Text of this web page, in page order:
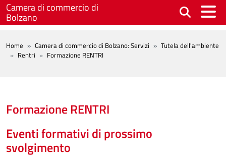
Salta al contenuto principale
Camera di commercio di
Bolzano
BREADCRUMB
Home Camera di commercio di Bolzano: Servizi
Tutela dell'ambiente
Rentri
Formazione RENTRI
Formazione RENTRI
Eventi formativi di prossimo
svolgimento